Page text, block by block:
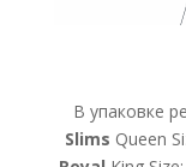
В упаковке
Slims Queen